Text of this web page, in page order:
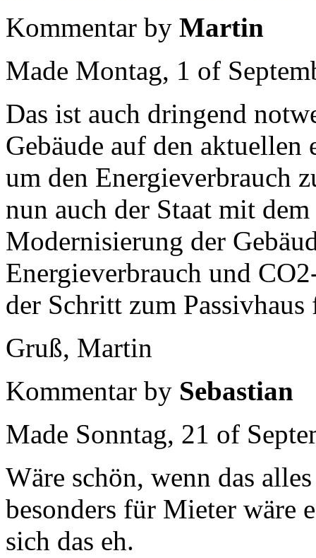
Kommentar by Martin
Made Montag, 1 of
Das ist auch dringend
Gebäude auf den aktuellen
um den Energieverbrauch
nun auch der Staat mit
Modernisierung der
Energieverbrauch und
der Schritt zum
Gruß, Martin
Kommentar by Sebastian
Made Sonntag, 21 of
Wäre schön, wenn das
besonders für Mieter wäre
sich das eh.